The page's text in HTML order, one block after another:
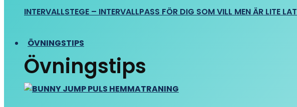
INTERVALLSTEGE – INTERVALLPASS FÖR DIG SOM VILL MEN ÄR LITE LAT
ÖVNINGSTIPS
Övningstips